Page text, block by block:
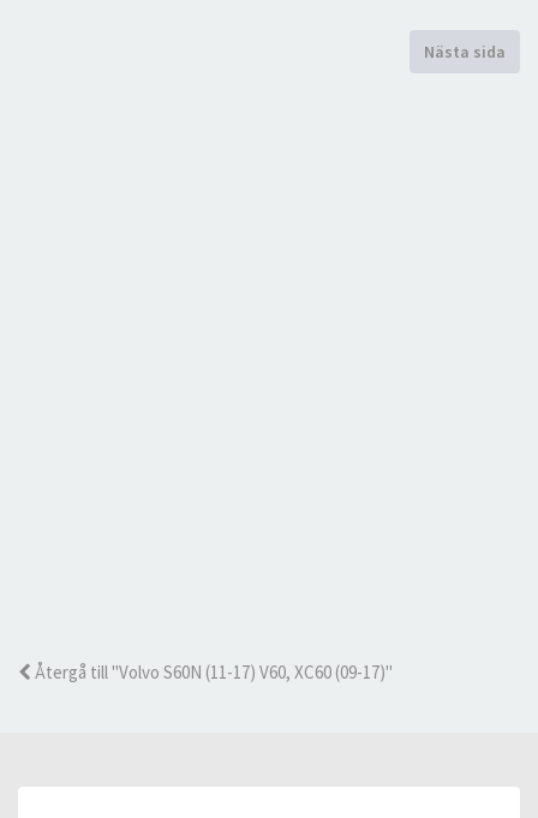
Nästa sida
Återgå till "Volvo S60N (11-17) V60, XC60 (09-17)"